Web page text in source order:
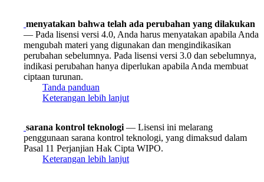
menyatakan bahwa telah ada perubahan yang dilakukan
— Pada lisensi versi 4.0, Anda harus menyatakan apabila Anda
mengubah materi yang digunakan dan mengindikasikan
perubahan sebelumnya. Pada lisensi versi 3.0 dan sebelumnya,
indikasi perubahan hanya diperlukan apabila Anda membuat
ciptaan turunan.
Tanda panduan
Keterangan lebih lanjut
sarana kontrol teknologi — Lisensi ini melarang
penggunaan sarana kontrol teknologi, yang dimaksud dalam
Pasal 11 Perjanjian Hak Cipta WIPO.
Keterangan lebih lanjut